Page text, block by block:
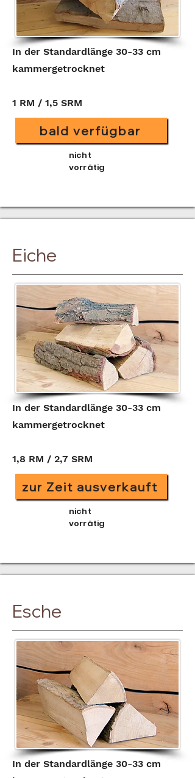
In der Standardlänge 30-33 cm
kammergetrocknet
1 RM / 1,5 SRM
bald verfügbar
nicht
vorrätig
Eiche
In der Standardlänge 30-33 cm
kammergetrocknet
1,8 RM / 2,7 SRM
zur Zeit ausverkauft
nicht
vorrätig
Esche
In der Standardlänge 30-33 cm